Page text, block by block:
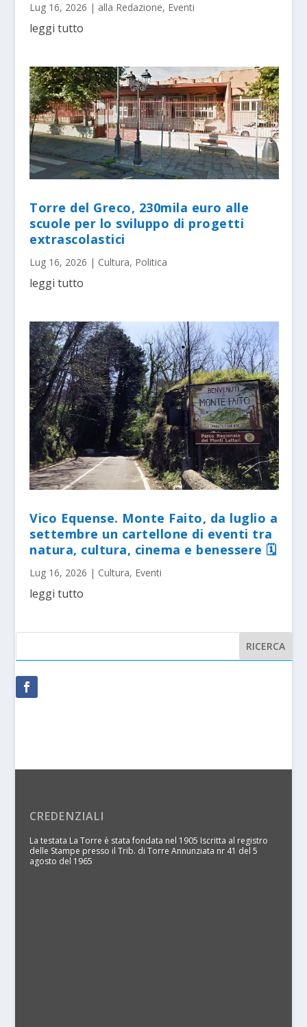
Lug 16, 2026 | alla Redazione, Eventi
leggi tutto
Torre del Greco, 230mila euro alle
scuole per lo sviluppo di progetti
extrascolastici
Lug 16, 2026 | Cultura, Politica
leggi tutto
Vico Equense. Monte Faito, da luglio a
settembre un cartellone di eventi tra
natura, cultura, cinema e benessere 🗓
Lug 16, 2026 | Cultura, Eventi
leggi tutto
CREDENZIALI
La testata La Torre è stata fondata nel 1905 Iscritta al registro
delle Stampe presso il Trib. di Torre Annunziata nr 41 del 5
agosto del 1965